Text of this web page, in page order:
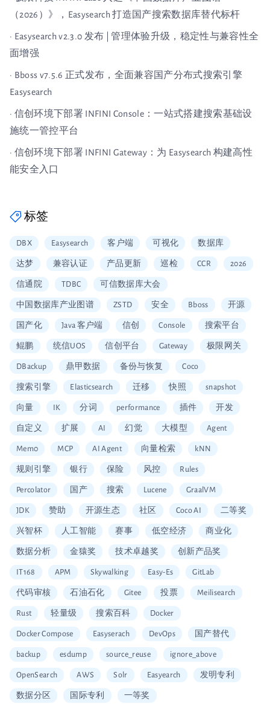
（2026）》，Easysearch 打造国产搜索数据库替代标杆
· Easysearch v2.3.0 发布 | 管理体验升级，稳定性与兼容性全
面增强
· Bboss v7.5.6 正式发布，全面兼容国产分布式搜索引擎
Easysearch
· 信创环境下部署 INFINI Console：一站式搭建搜索基础设
施统一管控平台
· 信创环境下部署 INFINI Gateway：为 Easysearch 构建高性
能安全入口
标签
DBX Easysearch 客户端 可视化 数据库
达梦 兼容认证 产品更新 巡检 CCR 2026
信通院 TDBC 可信数据库大会
中国数据库产业图谱 ZSTD 安全 Bboss 开源
国产化 Java 客户端 信创 Console 搜索平台
鲲鹏 统信UOS 信创平台 Gateway 极限网关
DBackup 鼎甲数据 备份与恢复 Coco
搜索引擎 Elasticsearch 迁移 快照 snapshot
向量 IK 分词 performance 插件 开发
自定义 扩展 AI 幻觉 大模型 Agent
Mem0 MCP AI Agent 向量检索 kNN
规则引擎 银行 保险 风控 Rules
Percolator 国产 搜索 Lucene GraalVM
JDK 赞助 开源生态 社区 Coco AI 二等奖
兴智杯 人工智能 赛事 低空经济 商业化
数据分析 金猿奖 技术卓越奖 创新产品奖
IT168 APM Skywalking Easy-Es GitLab
代码审核 石油石化 Gitee 投票 Meilisearch
Rust 轻量级 搜索百科 Docker
Docker Compose Easyserach DevOps 国产替代
backup esdump source_reuse ignore_above
OpenSearch AWS Solr Easyearch 发明专利
数据分区 国际专利 一等奖